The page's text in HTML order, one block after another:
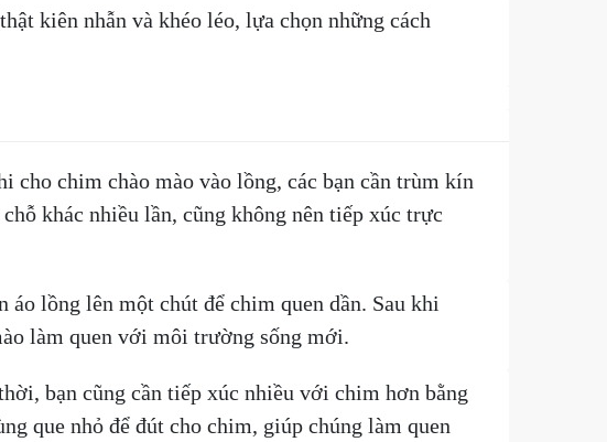
kiên nhẫn và khéo léo, lựa chọn những cách
chim chào mào vào lồng, các bạn cần trùm kín
khác nhiều lần, cũng không nên tiếp xúc trực
lồng lên một chút để chim quen dần. Sau khi
làm quen với môi trường sống mới.
bạn cũng cần tiếp xúc nhiều với chim hơn bằng
que nhỏ để đút cho chim, giúp chúng làm quen